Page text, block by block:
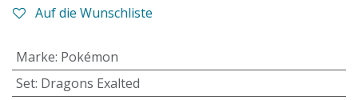
Auf die Wunschliste
Marke: Pokémon
Set: Dragons Exalted